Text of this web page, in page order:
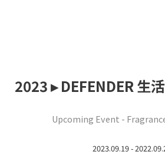
2023 ▸ DEFENDER 生
Upcoming Event -
2023.09.19 -